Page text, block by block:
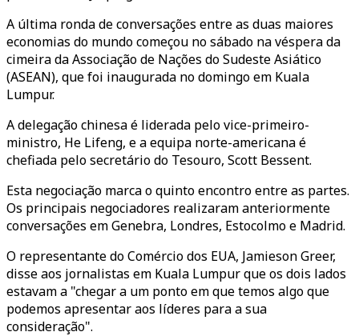
A última ronda de conversações entre as duas maiores
economias do mundo começou no sábado na véspera da
cimeira da Associação de Nações do Sudeste Asiático
(ASEAN), que foi inaugurada no domingo em Kuala
Lumpur.
A delegação chinesa é liderada pelo vice-primeiro-
ministro, He Lifeng, e a equipa norte-americana é
chefiada pelo secretário do Tesouro, Scott Bessent.
Esta negociação marca o quinto encontro entre as partes.
Os principais negociadores realizaram anteriormente
conversações em Genebra, Londres, Estocolmo e Madrid.
O representante do Comércio dos EUA, Jamieson Greer,
disse aos jornalistas em Kuala Lumpur que os dois lados
estavam a "chegar a um ponto em que temos algo que
podemos apresentar aos líderes para a sua
consideração".